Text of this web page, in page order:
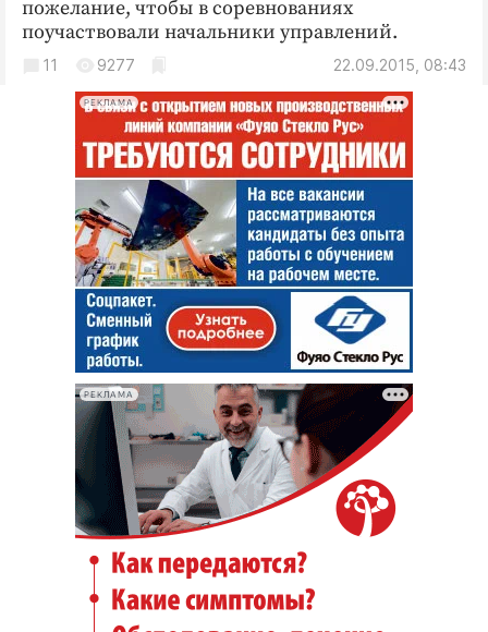
пожелание, чтобы в соревнованиях
поучаствовали начальники управлений.
22.09.2015, 08:43
11 9277
РЕКЛАМА
РЕКЛАМА